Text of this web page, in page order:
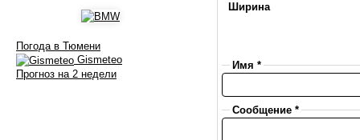
Погода в Тюмени
Gismeteo
Прогноз на 2 недели
Ширина
Имя *
Сообщение *